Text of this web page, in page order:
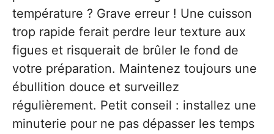
température ? Grave erreur ! Une cuisson
trop rapide ferait perdre leur texture aux
figues et risquerait de brûler le fond de
votre préparation. Maintenez toujours une
ébullition douce et surveillez
régulièrement. Petit conseil : installez une
minuterie pour ne pas dépasser les temps